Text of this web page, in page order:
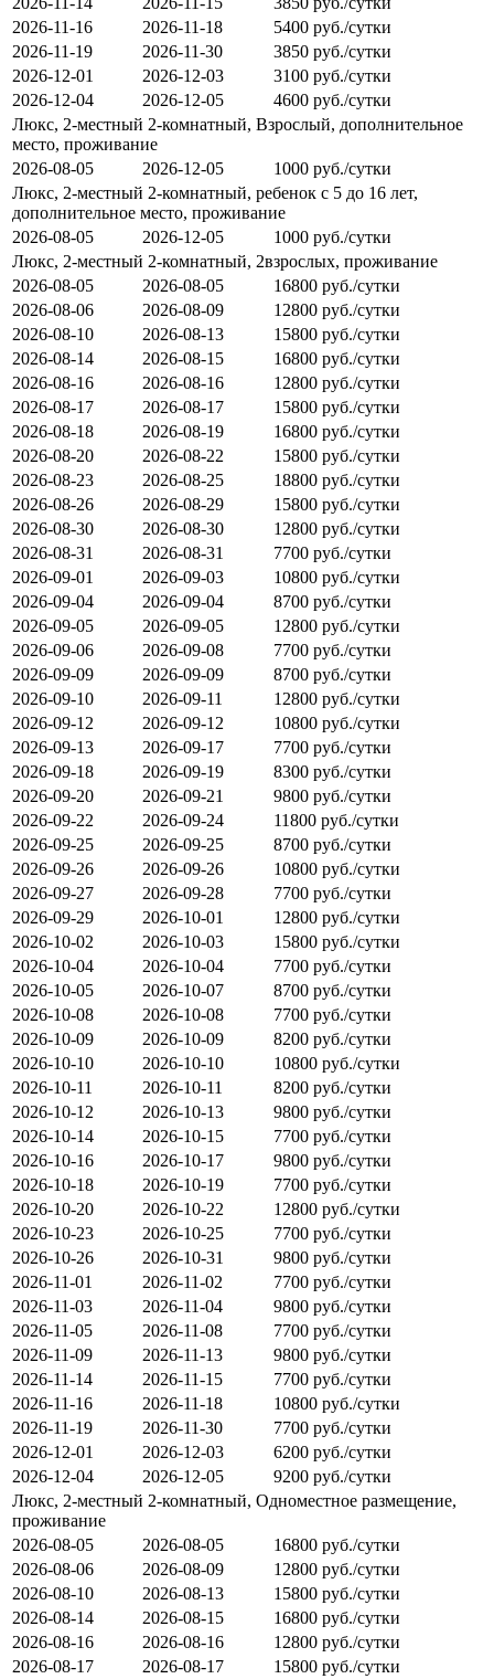
2026-11-16
2026-11-18
5400 руб./сутки
2026-11-19
2026-11-30
3850 руб./сутки
2026-12-01
2026-12-03
3100 руб./сутки
2026-12-04
2026-12-05
4600 руб./сутки
Люкс, 2-местный 2-комнатный, Взрослый, дополнительное
место, проживание
2026-08-05
2026-12-05
1000 руб./сутки
Люкс, 2-местный 2-комнатный, ребенок с 5 до 16 лет,
дополнительное место, проживание
2026-08-05
2026-12-05
1000 руб./сутки
Люкс, 2-местный 2-комнатный, 2взрослых, проживание
2026-08-05
2026-08-05
16800 руб./сутки
2026-08-06
2026-08-09
12800 руб./сутки
2026-08-10
2026-08-13
15800 руб./сутки
2026-08-14
2026-08-15
16800 руб./сутки
2026-08-16
2026-08-16
12800 руб./сутки
2026-08-17
2026-08-17
15800 руб./сутки
2026-08-18
2026-08-19
16800 руб./сутки
2026-08-20
2026-08-22
15800 руб./сутки
2026-08-23
2026-08-25
18800 руб./сутки
2026-08-26
2026-08-29
15800 руб./сутки
2026-08-30
2026-08-30
12800 руб./сутки
2026-08-31
2026-08-31
7700 руб./сутки
2026-09-01
2026-09-03
10800 руб./сутки
2026-09-04
2026-09-04
8700 руб./сутки
2026-09-05
2026-09-05
12800 руб./сутки
2026-09-06
2026-09-08
7700 руб./сутки
2026-09-09
2026-09-09
8700 руб./сутки
2026-09-10
2026-09-11
12800 руб./сутки
2026-09-12
2026-09-12
10800 руб./сутки
2026-09-13
2026-09-17
7700 руб./сутки
2026-09-18
2026-09-19
8300 руб./сутки
2026-09-20
2026-09-21
9800 руб./сутки
2026-09-22
2026-09-24
11800 руб./сутки
2026-09-25
2026-09-25
8700 руб./сутки
2026-09-26
2026-09-26
10800 руб./сутки
2026-09-27
2026-09-28
7700 руб./сутки
2026-09-29
2026-10-01
12800 руб./сутки
2026-10-02
2026-10-03
15800 руб./сутки
2026-10-04
2026-10-04
7700 руб./сутки
2026-10-05
2026-10-07
8700 руб./сутки
2026-10-08
2026-10-08
7700 руб./сутки
2026-10-09
2026-10-09
8200 руб./сутки
2026-10-10
2026-10-10
10800 руб./сутки
2026-10-11
2026-10-11
8200 руб./сутки
2026-10-12
2026-10-13
9800 руб./сутки
2026-10-14
2026-10-15
7700 руб./сутки
2026-10-16
2026-10-17
9800 руб./сутки
2026-10-18
2026-10-19
7700 руб./сутки
2026-10-20
2026-10-22
12800 руб./сутки
2026-10-23
2026-10-25
7700 руб./сутки
2026-10-26
2026-10-31
9800 руб./сутки
2026-11-01
2026-11-02
7700 руб./сутки
2026-11-03
2026-11-04
9800 руб./сутки
2026-11-05
2026-11-08
7700 руб./сутки
2026-11-09
2026-11-13
9800 руб./сутки
2026-11-14
2026-11-15
7700 руб./сутки
2026-11-16
2026-11-18
10800 руб./сутки
2026-11-19
2026-11-30
7700 руб./сутки
2026-12-01
2026-12-03
6200 руб./сутки
2026-12-04
2026-12-05
9200 руб./сутки
Люкс, 2-местный 2-комнатный, Одноместное размещение,
проживание
2026-08-05
2026-08-05
16800 руб./сутки
2026-08-06
2026-08-09
12800 руб./сутки
2026-08-10
2026-08-13
15800 руб./сутки
2026-08-14
2026-08-15
16800 руб./сутки
2026-08-16
2026-08-16
12800 руб./сутки
2026-08-17
2026-08-17
15800 руб./сутки